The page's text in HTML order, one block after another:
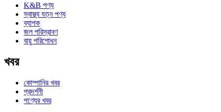
K&B পণ্য
স্বাস্থ্য যত্ন পণ্য
ব্যাপক
জল পরিস্রাবণ
বায়ু পরিশোধন
খবর
কোম্পানির খবর
প্রদর্শনী
পণ্যের খবর